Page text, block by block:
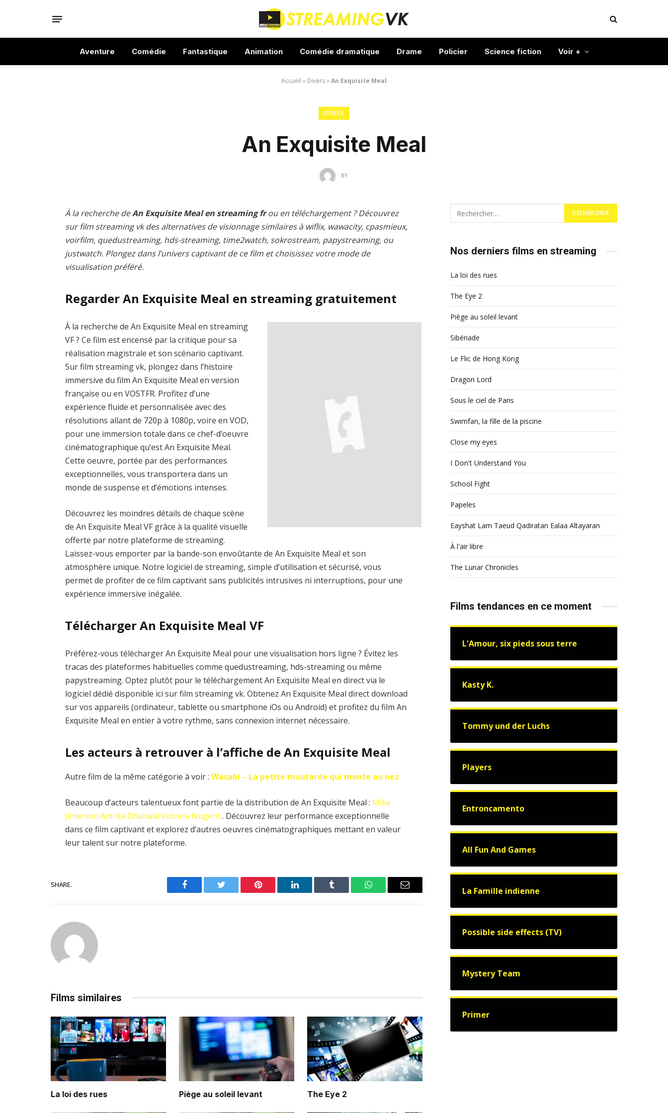
Aventure Comédie Fantastique Animation Comédie dramatique Drame Policier Science fiction Voir +
Accueil » Divers»An Exquisite Meal
DIVERS
An Exquisite Meal
BY
À la recherche deAn Exquisite Meal en streaming frou en téléchargement ? Découvrez
sur film streaming vk des alternatives de visionnage similaires à wiflix, wawacity, cpasmieux,
voirfilm, quedustreaming, hds-streaming, time2watch, sokrostream, papystreaming, ou
justwatch. Plongez dans l’univers captivant de ce film et choisissez votre mode de
visualisation préféré.
Regarder An Exquisite Meal en streaming gratuitement
À la recherche de An Exquisite Meal en streaming
VF ? Ce film est encensé par la critique pour sa
réalisation magistrale et son scénario captivant.
Sur film streaming vk, plongez dans l’histoire
immersive du film An Exquisite Meal en version
française ou en VOSTFR. Profitez d’une
expérience fluide et personnalisée avec des
résolutions allant de 720p à 1080p, voire en VOD,
pour une immersion totale dans ce chef-d’oeuvre
cinématographique qu’est An Exquisite Meal.
Cette oeuvre, portée par des performances
exceptionnelles, vous transportera dans un
monde de suspense et d’émotions intenses.
Découvrez les moindres détails de chaque scène
de An Exquisite Meal VF grâce à la qualité visuelle
offerte par notre plateforme de streaming.
Laissez-vous emporter par la bande-son envoûtante de An Exquisite Meal et son
atmosphère unique. Notre logiciel de streaming, simple d’utilisation et sécurisé, vous
permet de profiter de ce film captivant sans publicités intrusives ni interruptions, pour une
expérience immersive inégalée.
Télécharger An Exquisite Meal VF
Préférez-vous télécharger An Exquisite Meal pour une visualisation hors ligne ? Évitez les
tracas des plateformes habituelles comme quedustreaming, hds-streaming ou même
papystreaming. Optez plutôt pour le téléchargement An Exquisite Meal en direct via le
logiciel dédié disponible ici sur film streaming vk. Obtenez An Exquisite Meal direct download
sur vos appareils (ordinateur, tablette ou smartphone iOs ou Android) et profitez du film An
Exquisite Meal en entier à votre rythme, sans connexion internet nécessaire.
Les acteurs à retrouver à l’affiche de An Exquisite Meal
Autre film de la même catégorie à voir :Wasabi – La petite moutarde qui monte au nez
Beaucoup d’acteurs talentueux font partie de la distribution de An Exquisite Meal : Mike
Jimerson Amrita Dhaliwal Victoria Nugent. Découvrez leur performance exceptionnelle
dans ce film captivant et explorez d’autres oeuvres cinématographiques mettant en valeur
leur talent sur notre plateforme.
SHARE.
Facebook Twitter Pinterest LinkedIn Tumblr WhatsAppEmail
Films similaires
La loi des rues Piège au soleil levant The Eye 2
Nos derniers films en streaming
La loi des rues
The Eye 2
Piège au soleil levant
Sibériade
Le Flic de Hong Kong
Dragon Lord
Sous le ciel de Paris
Swimfan, la fille de la piscine
Close my eyes
I Don't Understand You
School Fight
Papeles
Eayshat Lam Taeud Qadiratan Ealaa Altayaran
À l'air libre
The Lunar Chronicles
Films tendances en ce moment
L'Amour, six pieds sous terre
Kasty K.
Tommy und der Luchs
Players
Entroncamento
All Fun And Games
La Famille indienne
Possible side effects (TV)
Mystery Team
Primer